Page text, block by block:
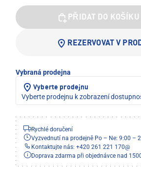
PŘIDAT DO KOŠÍKU
REZERVOVAT V
Vybraná prodejna
Vyberte prodejnu
Vyberte prodejnu k zobrazení
Rychlé doručení
Vyzvednutí na prodejně Po – Ne: 9:00 –
Kontaktujte nás: +420 261 221 170@
Doprava zdarma při objednávce nad